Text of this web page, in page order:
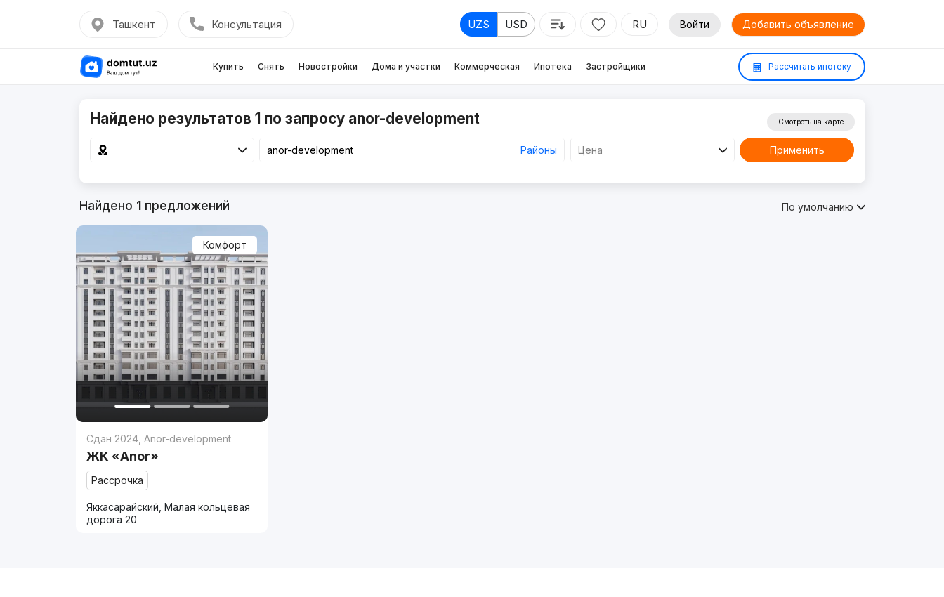
Ташкент Консультация UZS USD RU Войти Добавить объявление
Купить Снять Новостройки Дома и участки Коммерческая Ипотека Застройщики Рассчитать ипотеку
Найдено результатов 1 по запросу anor-development
Районы Цена
Смотреть на карте
Применить
Найдено 1предложений По умолчанию
Комфорт
Сдан 2024 ,Anor-development
ЖК «Anor»
Рассрочка
Яккасарайский, Малая кольцевая
дорога 20